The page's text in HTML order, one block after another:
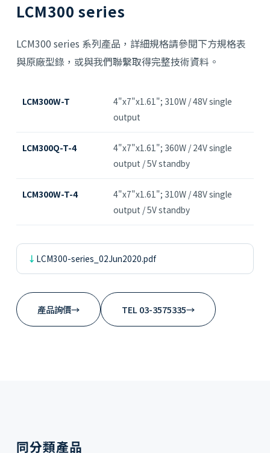
LCM300 series
LCM300 series 系列產品，詳細規格請參閱下方規格表
與原廠型錄，或與我們聯繫取得完整技術資料。
LCM300W-T
4"x7"x1.61"; 310W / 48V single
output
LCM300Q-T-4
4"x7"x1.61"; 360W / 24V single
output / 5V standby
LCM300W-T-4
4"x7"x1.61"; 310W / 48V single
output / 5V standby
LCM300-series_02Jun2020.pdf
產品詢價→ TEL 03-3575335→
同分類產品